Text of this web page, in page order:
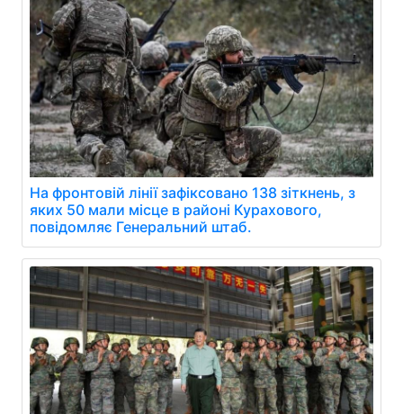
На фронтовій лінії зафіксовано 138 зіткнень, з
яких 50 мали місце в районі Курахового,
повідомляє Генеральний штаб.